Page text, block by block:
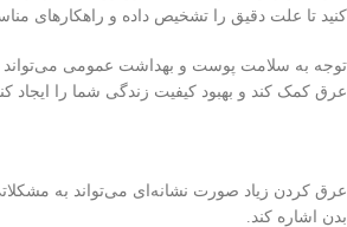
کنید تا علت دقیق را تشخیص داده و راهکارهای
توجه به سلامت پوست و بهداشت عمومی می‌تواند
عرق کمک کند و بهبود کیفیت زندگی شما را ایجاد
عرق کردن زیاد صورت نشانه‌ای می‌تواند به
بدن اشاره کند.